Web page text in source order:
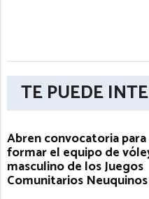
TE PUEDE
Abren convocatoria para
formar el equipo de
masculino de los Juegos
Comunitarios Neuquinos